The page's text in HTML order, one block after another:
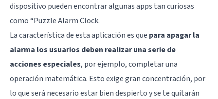
dispositivo pueden encontrar algunas apps tan curiosas
como “Puzzle Alarm Clock.
La característica de esta aplicación es que para apagar la
alarma los usuarios deben realizar una serie de
acciones especiales, por ejemplo, completar una
operación matemática. Esto exige gran concentración, por
lo que será necesario estar bien despierto y se te quitarán